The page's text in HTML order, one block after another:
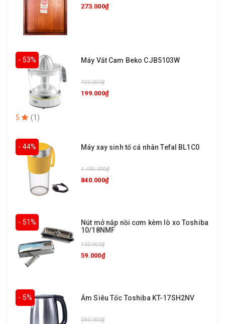
273.000₫
- 53% Máy Vắt Cam Beko CJB5103W
420.000₫
199.000₫
5 (1 )
- 44% Máy xay sinh tố cá nhân Tefal BL1C0
1.490.000₫
840.000₫
- 51%
Nút mở nắp nồi cơm kèm lò xo Toshiba
10/18NMF
120.000₫
59.000₫
- 5% Ấm Siêu Tốc Toshiba KT-17SH2NV
590.000₫